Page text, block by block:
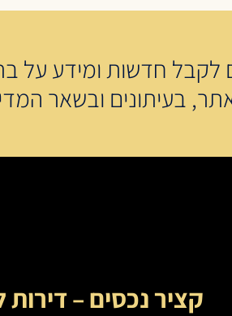
לקבל חדשות ומידע על
בעיתונים ובשאר
קציר נכסים – דירות